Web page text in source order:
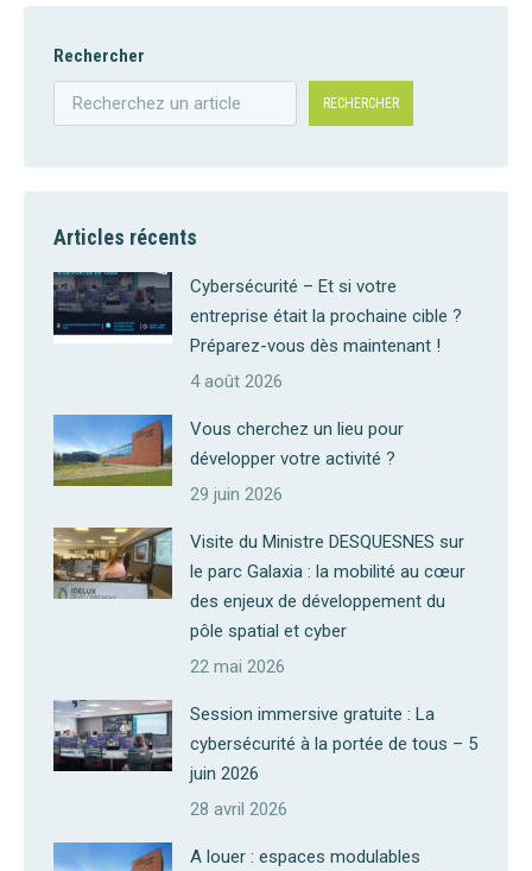
Rechercher
RECHERCHER
Articles récents
Cybersécurité – Et si votre
entreprise était la prochaine cible ?
Préparez-vous dès maintenant !
4 août 2026
Vous cherchez un lieu pour
développer votre activité ?
29 juin 2026
Visite du Ministre DESQUESNES sur
le parc Galaxia : la mobilité au cœur
des enjeux de développement du
pôle spatial et cyber
22 mai 2026
Session immersive gratuite : La
cybersécurité à la portée de tous – 5
juin 2026
28 avril 2026
A louer : espaces modulables